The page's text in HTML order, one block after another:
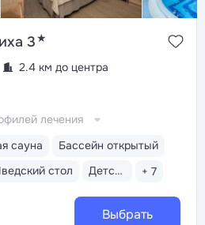
3★
2.4 км до центра
сауна
Бассейн открытый
стол Детская комната + 7
лечения
Выбрать